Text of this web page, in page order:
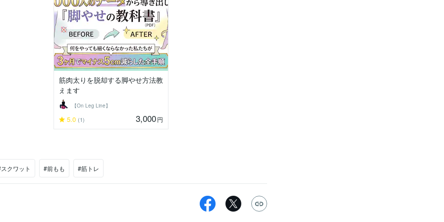
筋肉太りを脱却する脚やせ方法教
えます
【On Leg Line】
5.0 (1) 3,000円
クワット #前もも #筋トレ